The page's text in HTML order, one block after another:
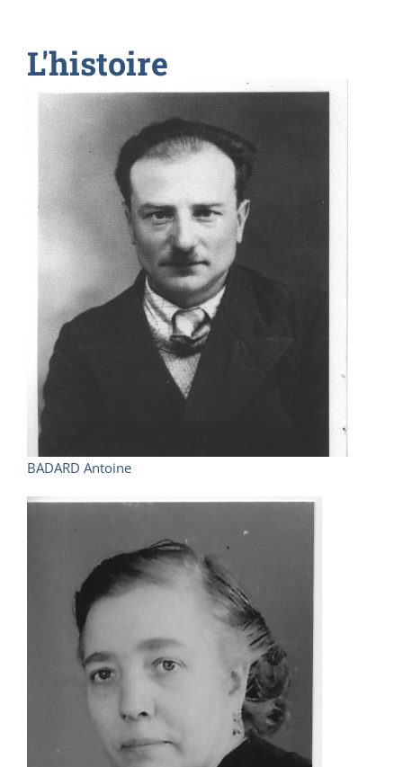
L'histoire
BADARD Antoine